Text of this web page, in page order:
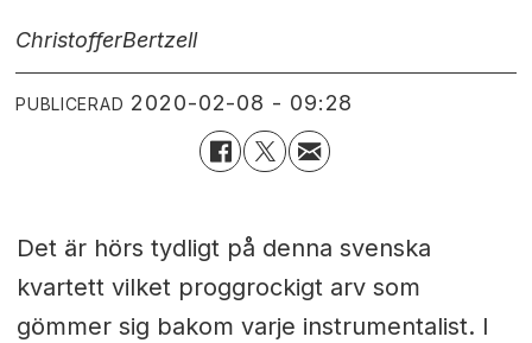
ChristofferBertzell
PUBLICERAD 2020-02-08 - 09:28
Det är hörs tydligt på denna svenska
kvartett vilket proggrockigt arv som
gömmer sig bakom varje instrumentalist. I